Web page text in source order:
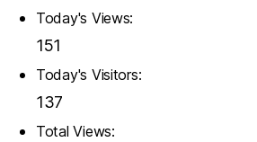
Today's Views:
151
Today's Visitors:
137
Total Views: